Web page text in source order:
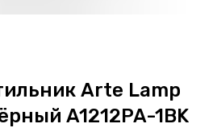
Arte Lamp
A1212PA-1BK